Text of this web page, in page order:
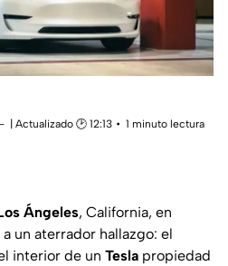
| Actualizado 🕑 12:13
1 minuto lectura
Ángeles, California, en
a un aterrador hallazgo: el
interior de un Tesla propiedad